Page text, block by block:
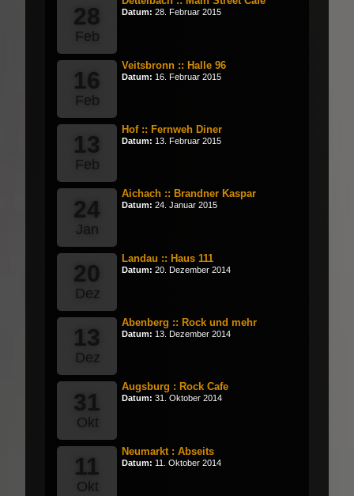
28
Feb
Datum: 28. Februar 2015
16
Feb
Veitsbronn :: Halle 96
Datum: 16. Februar 2015
13
Feb
Hof :: Fernweh Diner
Datum: 13. Februar 2015
24
Jan
Aichach :: Brandner Kaspar
Datum: 24. Januar 2015
20
Dez
Landau :: Haus 111
Datum: 20. Dezember 2014
13
Dez
Abenberg :: Rock und mehr
Datum: 13. Dezember 2014
31
Okt
Augsburg : Rock Cafe
Datum: 31. Oktober 2014
11
Okt
Neumarkt : Abseits
Datum: 11. Oktober 2014